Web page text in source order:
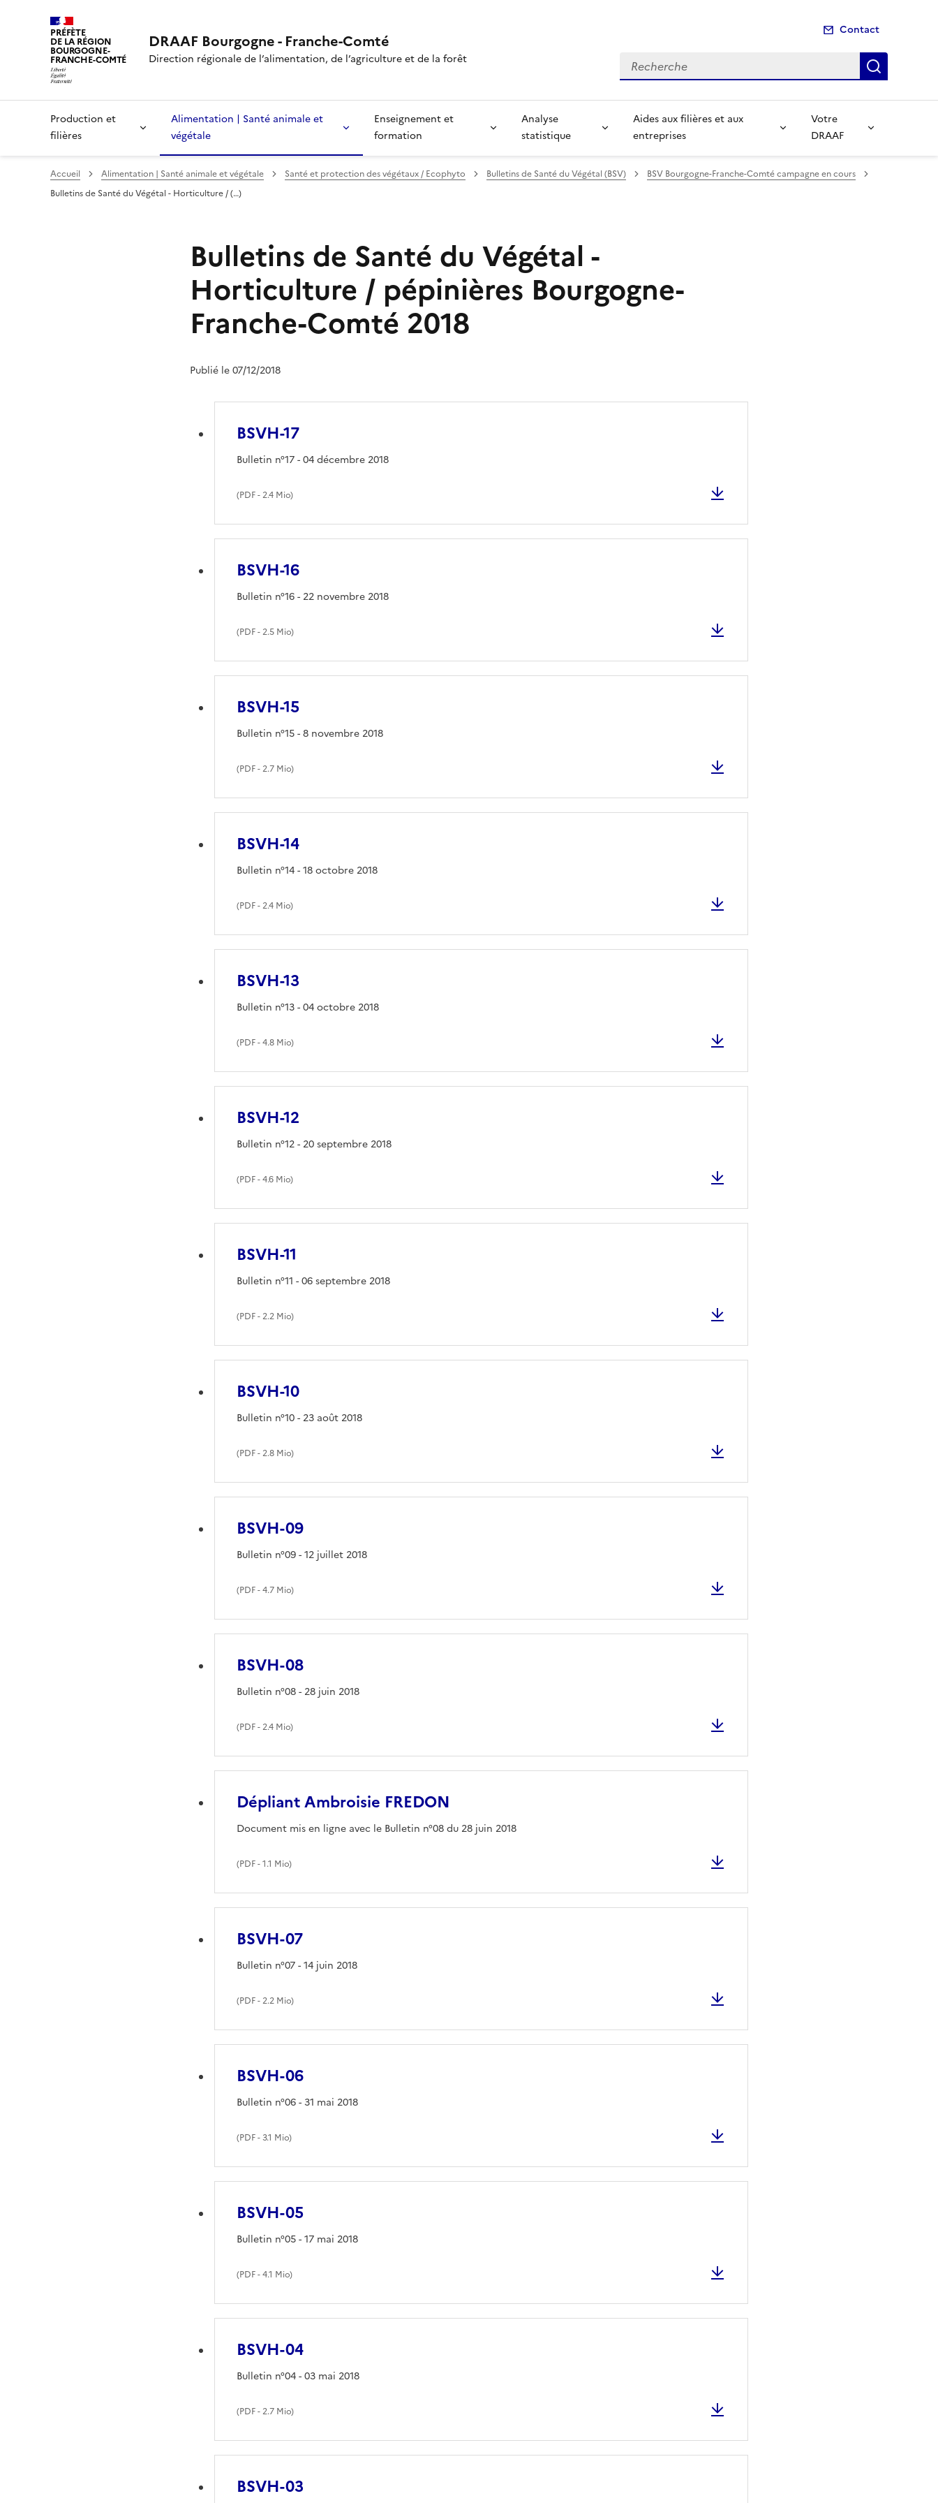
PRÉFÈTE
DE LA RÉGION
BOURGOGNE-
FRANCHE-COMTÉ
DRAAF Bourgogne - Franche-Comté
Direction régionale de l’alimentation, de l’agriculture et de la forêt
Contact
Recherche
Production et
filières
Alimentation | Santé animale et
végétale
Enseignement et
formation
Analyse
statistique
Aides aux filières et aux
entreprises
Votre
DRAAF
Accueil Alimentation | Santé animale et végétale Santé et protection des végétaux / Ecophyto Bulletins de Santé du Végétal (BSV)
BSV Bourgogne-Franche-Comté campagne en cours
Bulletins de Santé du Végétal - Horticulture / (…)
Bulletins de Santé du Végétal -
Horticulture / pépinières Bourgogne-
Franche-Comté 2018
Publié le 07/12/2018
BSVH-17
(PDF- 2.4 Mio)
Bulletin n°17 - 04 décembre 2018
BSVH-16
(PDF- 2.5 Mio)
Bulletin n°16 - 22 novembre 2018
BSVH-15
(PDF- 2.7 Mio)
Bulletin n°15 - 8 novembre 2018
BSVH-14
(PDF- 2.4 Mio)
Bulletin n°14 - 18 octobre 2018
BSVH-13
(PDF- 4.8 Mio)
Bulletin n°13 - 04 octobre 2018
BSVH-12
(PDF- 4.6 Mio)
Bulletin n°12 - 20 septembre 2018
BSVH-11
(PDF- 2.2 Mio)
Bulletin n°11 - 06 septembre 2018
BSVH-10
(PDF- 2.8 Mio)
Bulletin n°10 - 23 août 2018
BSVH-09
(PDF- 4.7 Mio)
Bulletin n°09 - 12 juillet 2018
BSVH-08
(PDF- 2.4 Mio)
Bulletin n°08 - 28 juin 2018
Dépliant Ambroisie FREDON
(PDF- 1.1 Mio)
Document mis en ligne avec le Bulletin n°08 du 28 juin 2018
BSVH-07
(PDF- 2.2 Mio)
Bulletin n°07 - 14 juin 2018
BSVH-06
(PDF- 3.1 Mio)
Bulletin n°06 - 31 mai 2018
BSVH-05
(PDF- 4.1 Mio)
Bulletin n°05 - 17 mai 2018
BSVH-04
(PDF- 2.7 Mio)
Bulletin n°04 - 03 mai 2018
BSVH-03